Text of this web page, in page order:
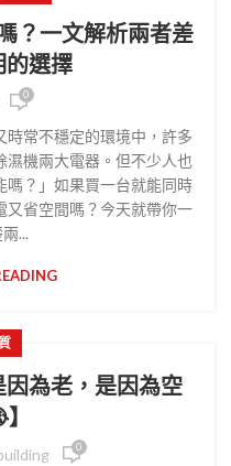
？一文解析兩者差
的選擇
0
常不穩定的環境中，許多
濕機兩大電器。但不少人也
嗎？」如果買一台就能同時
又省空間嗎？今天就帶你一
...
為老，是因為空
0